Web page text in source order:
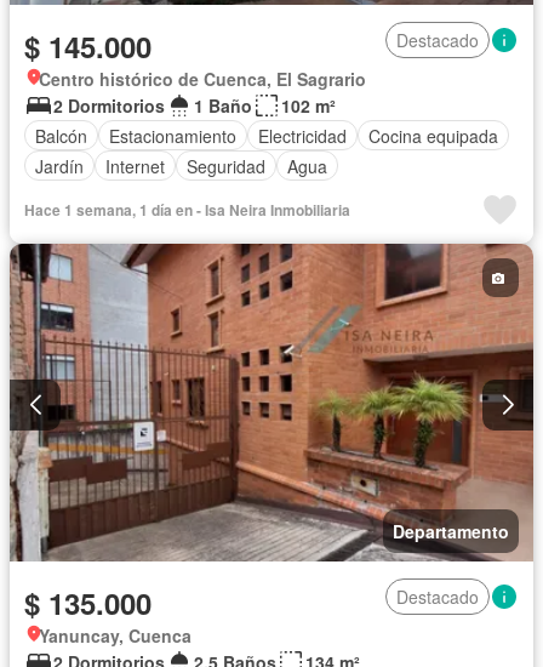
$ 145.000
Destacado
Centro histórico de Cuenca, El Sagrario
2 Dormitorios
1 Baño
102 m²
Balcón
Estacionamiento Electricidad
Cocina equipada
Jardín
Internet Seguridad Agua
Hace 1 semana, 1 día en - Isa Neira Inmobiliaria
Departamento
$ 135.000
Destacado
Yanuncay, Cuenca
2 Dormitorios
2,5 Baños 134 m²